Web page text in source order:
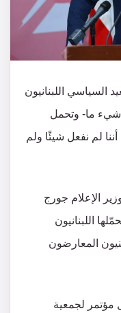
اللبنانيون
شيء ما- وتحمل
لم نفعل شيئًا ولم
الإعلام جورج
اللبنانيون
المعارضون
مؤتمر لجمعية